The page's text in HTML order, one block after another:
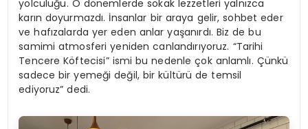
yolculuğu. O dönemlerde sokak lezzetleri yalnızca
karın doyurmazdı. İnsanlar bir araya gelir, sohbet eder
ve hafızalarda yer eden anlar yaşanırdı. Biz de bu
samimi atmosferi yeniden canlandırıyoruz. “Tarihi
Tencere Köftecisi” ismi bu nedenle çok anlamlı. Çünkü
sadece bir yemeği değil, bir kültürü de temsil
ediyoruz” dedi.